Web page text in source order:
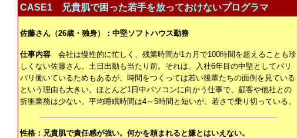
CASE1 兄貴肌で困った若手を放っておけないプログラマ
佐藤さん（26歳・独身）：中堅ソフトハウス勤務
仕事内容 会社は慢性的に忙しく、残業時間が1カ月で100時間を超えることも珍
しくない佐藤さん。土日出勤も当たり前。それは、入社6年目の中堅としてバリ
バリ働いているためもあるが、時間をつくっては若い後輩たちの面倒を見ている
という理由も大きい。ほとんど1日中パソコンに向かう仕事で、顧客や他社との
折衝業務は少ない。平均睡眠時間は4～5時間と短いが、若さで乗り切っている。
性格：兄貴肌で責任感が強い。何かを頼まれると嫌とはいえない。